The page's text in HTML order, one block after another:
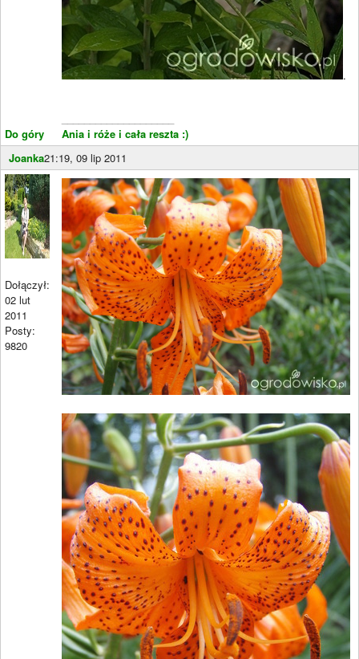
Do góry
.
Ania i róże i cała reszta :)
Joanka21:19, 09 lip 2011
Dołączył:
02 lut
2011
Posty:
9820